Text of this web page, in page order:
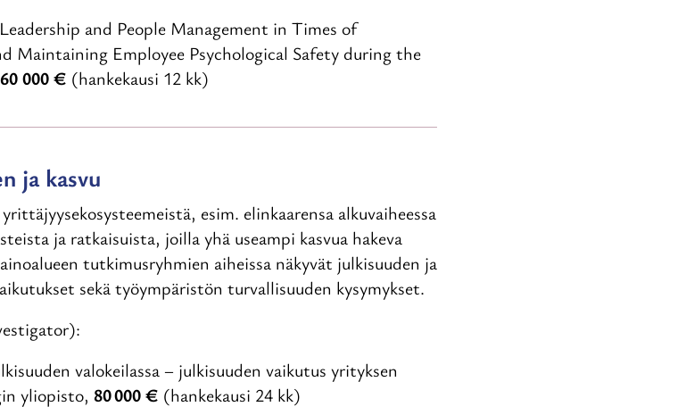
and People Management in Times of
Maintaining Employee Psychological Safety during the
60 000 € (hankekausi 12 kk)
ja kasvu
esim. elinkaarensa alkuvaiheessa
ja ratkaisuista, joilla yhä useampi kasvua hakeva
tutkimusryhmien aiheissa näkyvät julkisuuden ja
sekä työympäristön turvallisuuden kysymykset.
valokeilassa – julkisuuden vaikutus yrityksen
yliopisto, 80 000 € (hankekausi 24 kk)